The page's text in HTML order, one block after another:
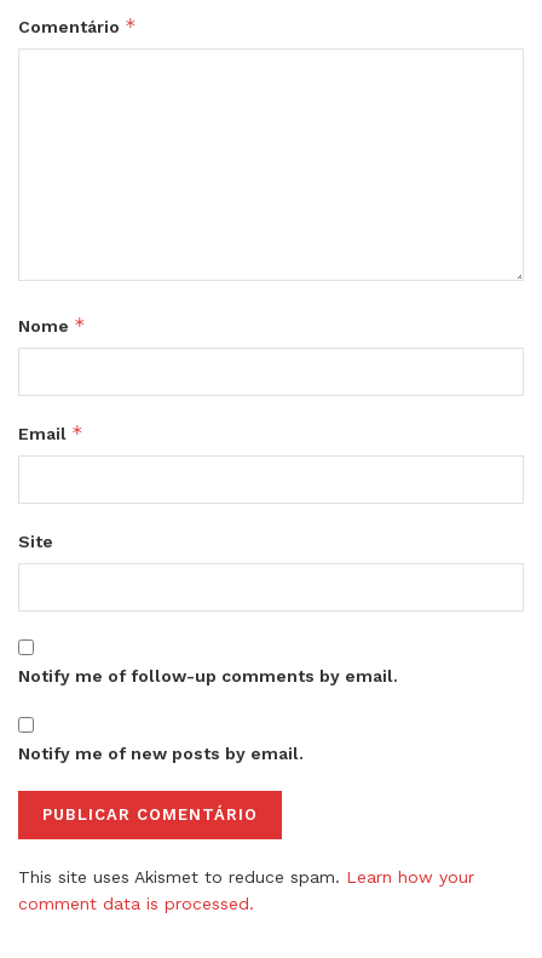
Comentário *
Nome *
Email *
Site
Notify me of follow-up comments by email.
Notify me of new posts by email.
This site uses Akismet to reduce spam. Learn how your
comment data is processed.